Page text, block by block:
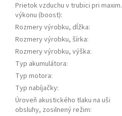
Prietok vzduchu v trubici pri maxim.
výkonu (boost):
Rozmery výrobku, dĺžka:
Rozmery výrobku, šírka:
Rozmery výrobku, výška:
Typ akumulátora:
Typ motora:
Typ nabíjačky:
Úroveň akustického tlaku na uši
obsluhy, zosilnený režim: